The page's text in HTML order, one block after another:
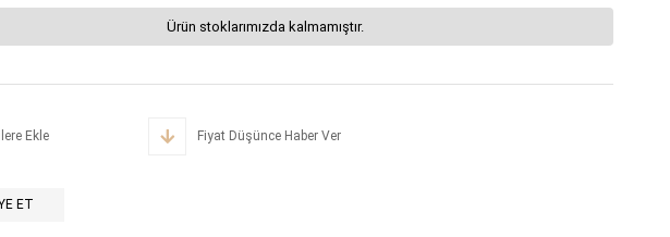
Ürün stoklarımızda kalmamıştır.
Ekle Fiyat Düşünce Haber Ver
ET